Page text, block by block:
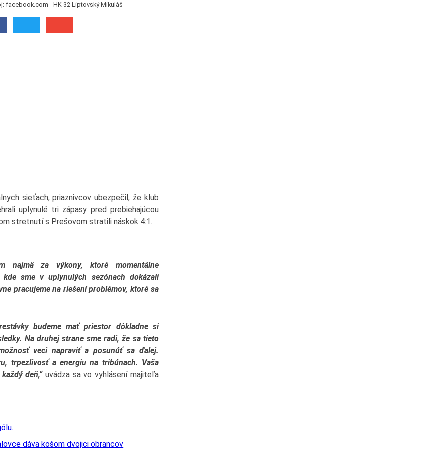
facebook.com - HK 32 Liptovský Mikuláš
sieťach, priaznivcov ubezpečil, že klub
uplynulé tri zápasy pred prebiehajúcou
stretnutí s Prešovom stratili náskok 4:1.
najmä za výkony, ktoré momentálne
sme v uplynulých sezónach dokázali
pracujeme na riešení problémov, ktoré sa
budeme mať priestor dôkladne si
Na druhej strane sme radi, že sa tieto
veci napraviť a posunúť sa ďalej.
trpezlivosť a energiu na tribúnach. Vaša
deň,“uvádza sa vo vyhlásení majiteľa
dáva košom dvojici obrancov